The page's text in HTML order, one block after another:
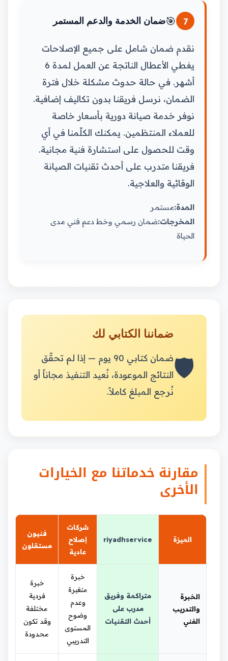
7
🎯ضمان الخدمة والدعم المستمر
نقدم ضمان شامل على جميع الإصلاحات
يغطي الأعطال الناتجة عن العمل لمدة 6
أشهر. في حالة حدوث مشكلة خلال فترة
الضمان، نرسل فريقنا بدون تكاليف إضافية.
نوفر خدمة صيانة دورية بأسعار خاصة
للعملاء المنتظمين. يمكنك الكلّمنا في أي
وقت للحصول على استشارة فنية مجانية.
فريقنا متدرب على أحدث تقنيات الصيانة
الوقائية والعلاجية.
المدة:مستمر
المخرجات:ضمان رسمي وخط دعم فني مدى
الحياة
🛡️
ضماننا الكتابي لك
ضمان كتابي 90 يوم — إذا لم تحقّق
النتائج الموعودة، نُعيد التنفيذ مجاناً أو
نُرجع المبلغ كاملاً.
مقارنة خدماتنا مع الخيارات
الأخرى
الميزة riyadhservice
شركات
إصلاح
عادية
فنيون
مستقلون
الخبرة
والتدريب
الفني
متراكمة وفريق
مدرب على
أحدث التقنيات
خبرة
متغيرة
وعدم
وضوح
المستوى
التدريبي
خبرة
فردية
مختلفة
وقد تكون
محدودة